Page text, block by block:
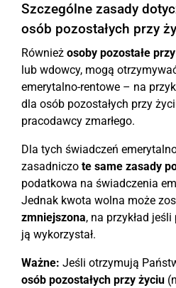
Szczególne zasady
osób pozostałych przy
Również osoby pozostałe
lub wdowcy, mogą
emerytalno-rentowe – na
dla osób pozostałych przy
pracodawcy zmarłego.
Dla tych świadczeń
zasadniczo te same zasady
podatkowa na świadczenia
Jednak kwota wolna może
zmniejszona, na przykład
ją wykorzystał.
Ważne: Jeśli otrzymują
osób pozostałych przy życiu